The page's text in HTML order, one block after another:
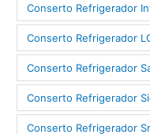
Conserto Refrigerador
Conserto Refrigerador
Conserto Refrigerador
Conserto Refrigerador
Conserto Refrigerador